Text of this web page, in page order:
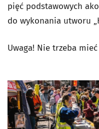
pięć podstawowych
do wykonania utworu
Uwaga! Nie trzeba